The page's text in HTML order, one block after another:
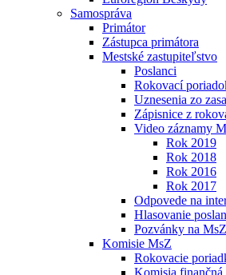
Samospráva
Primátor
Zástupca primátora
Mestské zastupiteľstvo
Poslanci
Rokovací
Uznesenia zo
Zápisnice z
Video záznamy
Rok 2019
Rok 2018
Rok 2016
Rok 2017
Odpovede na
Hlasovanie
Pozvánky na MsZ
Komisie MsZ
Rokovacie
Komisia finančná